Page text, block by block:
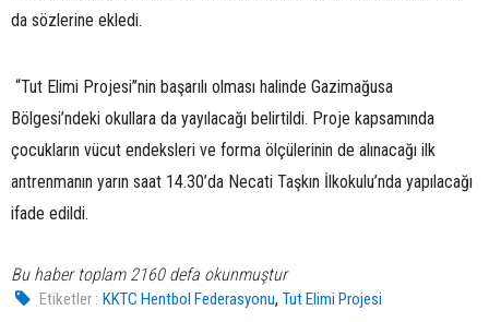
da sözlerine ekledi.
“Tut Elimi Projesi”nin başarılı olması halinde Gazimağusa
Bölgesi’ndeki okullara da yayılacağı belirtildi. Proje kapsamında
çocukların vücut endeksleri ve forma ölçülerinin de alınacağı ilk
antrenmanın yarın saat 14.30’da Necati Taşkın İlkokulu’nda yapılacağı
ifade edildi.
Bu haber toplam 2160 defa okunmuştur
Etiketler : KKTC Hentbol Federasyonu,Tut Elimi Projesi